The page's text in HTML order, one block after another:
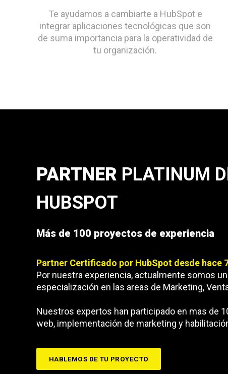
Te ayudamos a cambiarte a HubSpot e
integrar aplicaciones tecnológicas que son
de suma importancia para la operatividad de
tu organización.
PARTNER PLATINUM
HUBSPOT
Más de 100 proyectos de experiencia
Partner Certificado por HubSpot desde hace
Por nuestra experiencia, actualmente somos
especialización en las areas de Marketing,
Nuestros expertos han participado en mas de
web, implementación de marketing y
HABLEMOS DE TU PROYECTO